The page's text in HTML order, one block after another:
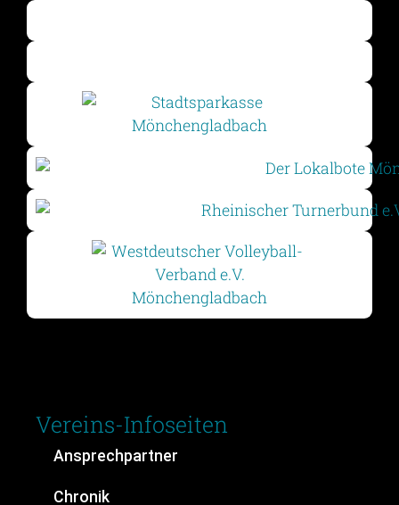
Vereins-Infoseiten
Ansprechpartner
Chronik